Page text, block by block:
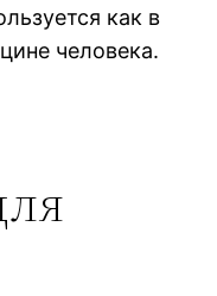
как в
человека.